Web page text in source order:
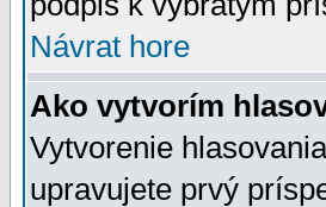
Návrat hore
Ako vytvorím
Vytvorenie
upravujete prvý